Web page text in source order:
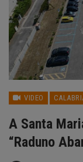
VIDEO
A Santa
“Raduno